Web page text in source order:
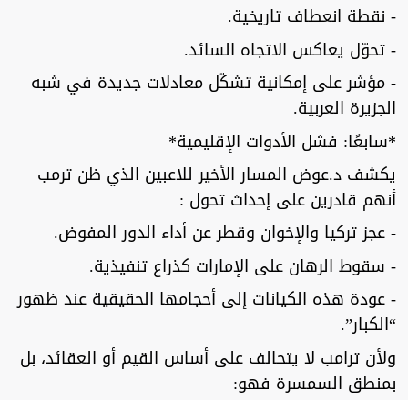
- نقطة انعطاف تاريخية.
- تحوّل يعاكس الاتجاه السائد.
- مؤشر على إمكانية تشكّل معادلات جديدة في شبه
الجزيرة العربية.
*سابعًا: فشل الأدوات الإقليمية*
يكشف د.عوض المسار الأخير للاعبين الذي ظن ترمب
أنهم قادرين على إحداث تحول :
- عجز تركيا والإخوان وقطر عن أداء الدور المفوض.
- سقوط الرهان على الإمارات كذراع تنفيذية.
- عودة هذه الكيانات إلى أحجامها الحقيقية عند ظهور
“الكبار”.
ولأن ترامب لا يتحالف على أساس القيم أو العقائد، بل
بمنطق السمسرة فهو: